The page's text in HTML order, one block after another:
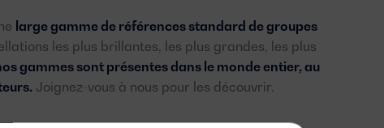
large gamme de références standard de groupes
les plus brillantes, les plus grandes, les plus
gammes sont présentes dans le monde entier, au
Joignez-vous à nous pour les découvrir.